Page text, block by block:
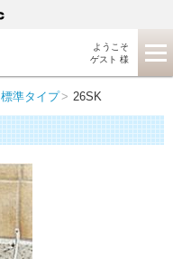
ようこそ
ゲスト 様
標準タイプ 26SK